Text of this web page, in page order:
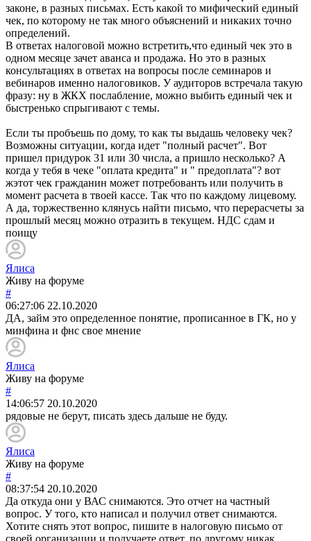
законе, в разных письмах. Есть какой то мифический единый
чек, по которому не так много объяснений и никаких точно
определений.
В ответах налоговой можно встретить,что единый чек это в
одном месяце зачет аванса и продажа. Но это в разных
консультациях в ответах на вопросы после семинаров и
вебинаров именно налоговиков. У аудиторов встречала такую
фразу: ну в ЖКХ послабление, можно выбить единый чек и
быстренько спрыгивают с темы.
Если ты пробъешь по дому, то как ты выдашь человеку чек?
Возможны ситуации, когда идет "полный расчет". Вот
пришел придурок 31 или 30 числа, а пришло несколько? А
когда у тебя в чеке "оплата кредита" и " предоплата"? вот
жэтот чек гражданин может потребованть или получить в
момент расчета в твоей кассе. Так что по каждому лицевому.
А да, торжественно клянусь найти письмо, что перерасчеты за
прошлый месяц можно отразить в текущем. НДС сдам и
поищу
Ялиса
Живу на форуме
#
06:27:06 22.10.2020
ДА, займ это определенное понятие, прописанное в ГК, но у
минфина и фнс свое мнение
Ялиса
Живу на форуме
#
14:06:57 20.10.2020
рядовые не берут, писать здесь дальше не буду.
Ялиса
Живу на форуме
#
08:37:54 20.10.2020
Да откуда они у ВАС снимаются. Это отчет на частный
вопрос. У того, кто написал и получил ответ снимаются.
Хотите снять этот вопрос, пишите в налоговую письмо от
своей организации и получаете ответ, по другому никак.